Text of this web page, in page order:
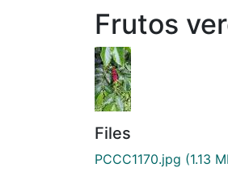
Frutos
Files
PCCC1170.jpg (1.13